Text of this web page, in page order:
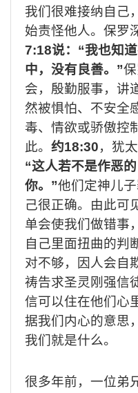
我们很难接纳自己
始责怪他人。保罗
7:18说： “我也知
中，没有良善。 ”
会，殷勤服事，讲
然被惧怕、不安全
毒、情欲或骄傲控
此。 约18:30，犹
“这人若不是作恶
你。 ”他们定神儿
己很正确。由此可
单会使我们做错事
自己里面扭曲的判
对不够，因人会自
祷告求圣灵刚强信
信可以住在他们心
据我们内心的意思
我们就是什么。
很多年前，一位弟